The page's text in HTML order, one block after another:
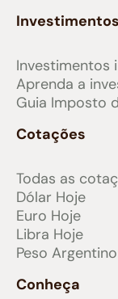
Investimentos
Investimentos
Aprenda a
Guia Imposto
Cotações
Todas as
Dólar Hoje
Euro Hoje
Libra Hoje
Peso
Conheça